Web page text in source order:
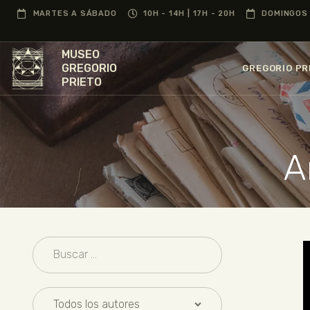
MARTES A SÁBADO 10H - 14H | 17H - 20H
MUSEO
GREGORIO
PRIETO
GREGORIO